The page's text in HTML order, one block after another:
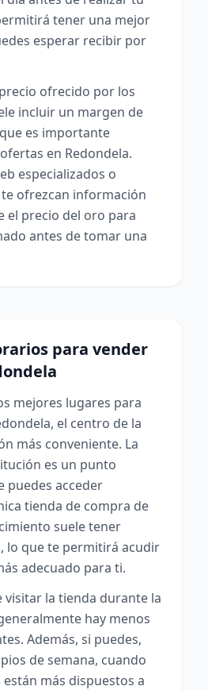
tener una mejor
esperar recibir por
ofrecido por los
incluir un margen de
es importante
en Redondela.
especializados o
ofrezcan información
el precio del oro para
antes de tomar una
para vender
mejores lugares para
el centro de la
más conveniente. La
es un punto
puedes acceder
tienda de compra de
suele tener
lo que te permitirá acudir
adecuado para ti.
visitar la tienda durante la
hay menos
Además, si puedes,
de semana, cuando
más dispuestos a